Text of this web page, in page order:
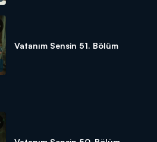
Vatanım Sensin 51. Bölüm